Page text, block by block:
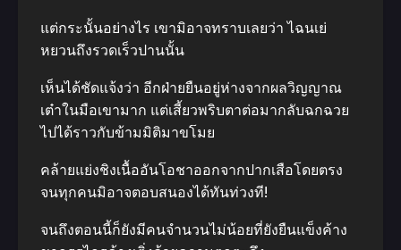
แต่กระนั้นอย่างไร เขามิอาจทราบเลยว่า ไฉนเย่
หยวนถึงรวดเร็วปานนั้น
เห็นได้ชัดแจ้งว่า อีกฝ่ายยืนอยู่ห่างจากผลวิญญาณ
เต๋าในมือเขามาก แต่เสี้ยวพริบตาต่อมากลับฉกฉวย
ไปได้ราวกับข้ามมิติมาขโมย
คล้ายแย่งชิงเนื้ออันโอชาออกจากปากเสือโดยตรง
จนทุกคนมิอาจตอบสนองได้ทันท่วงที!
จนถึงตอนนี้ก็ยังมีคนจำนวนไม่น้อยที่ยังยืนแข็งค้าง